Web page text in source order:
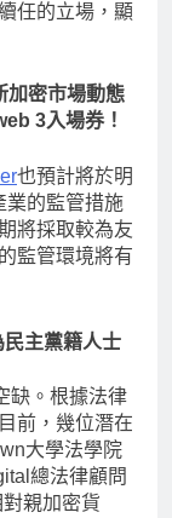
任的立場，顯
加密市場動態
3入場券！
也預計將於明
業的監管措施
將採取較為友
監管環境將有
主黨籍人士
缺。根據法律
前，幾位潛在
大學法學院
總法律顧問
親加密貨